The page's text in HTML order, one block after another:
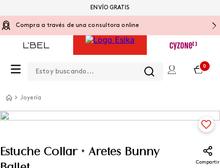
Compra a través de una consultora online
0
ENVÍO GRATIS
Joyería
Estuche Collar + Aretes Bunny
Compartir